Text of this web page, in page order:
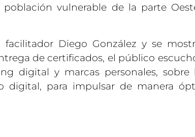
vulnerable de la parte
Diego González y se
de certificados, el público
digital y marcas personales,
digital, para impulsar de manera